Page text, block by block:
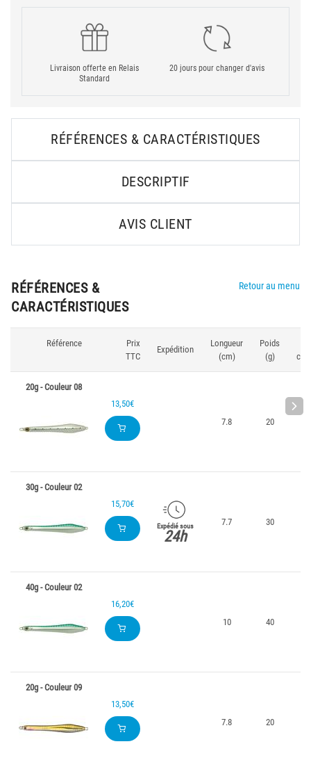
Livraison offerte en Relais
Standard
20 jours pour changer d'avis
RÉFÉRENCES & CARACTÉRISTIQUES
DESCRIPTIF
AVIS CLIENT
RÉFÉRENCES &
CARACTÉRISTIQUES
Retour au menu
Référence
Prix
TTC
Expédition
Longueur
(cm)
Poids
(g)
20g - Couleur 08
13,50€
7.8
20
30g - Couleur 02
15,70€
Expédié sous
24h
7.7 30
40g - Couleur 02
16,20€
10
40
20g - Couleur 09
13,50€
7.8
20